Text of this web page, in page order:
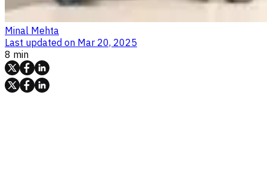
Minal Mehta
Last updated on Mar 20, 2025
8 min